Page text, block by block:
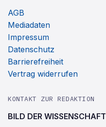
AGB
Mediadaten
Impressum
Datenschutz
Barrierefreiheit
Vertrag widerrufen
KONTAKT ZUR REDAKTION
BILD DER WISSENSCHAFT